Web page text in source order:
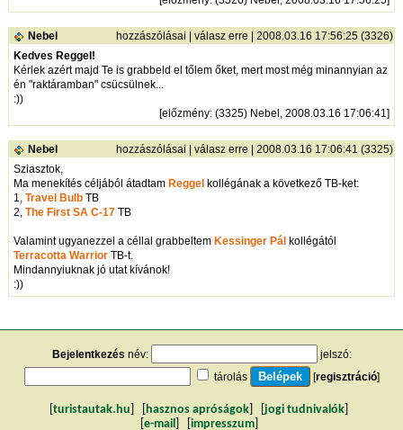
Nebel hozzászólásai válasz erre | 2008.03.16 17:56:25 (3326)
Kedves Reggel!
Kérlek azért majd Te is grabbeld el tőlem őket, mert most még minannyian az
én "raktáramban" csücsülnek...
:))
[előzmény: (3325) Nebel, 2008.03.16 17:06:41]
Nebel hozzászólásai válasz erre | 2008.03.16 17:06:41 (3325)
Sziasztok,
Ma menekítés céljából átadtam Reggel kollégának a következő TB-ket:
1, Travel Bulb TB
2, The First SA C-17TB
Valamint ugyanezzel a céllal grabbeltem Kessinger Pál kollégától
Terracotta WarriorTB-t.
Mindannyiuknak jó utat kívánok!
:))
Bejelentkezés név:
jelszó:
tárolás
[regisztráció]
turistautak.hu hasznos apróságok jogi tudnivalók
e-mail impresszum]